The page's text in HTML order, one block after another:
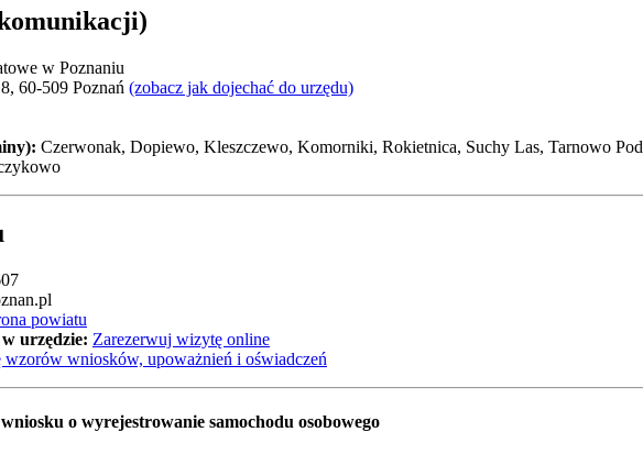
w Poznaniu
60-509 Poznań (zobacz jak dojechać do urzędu)
Czerwonak, Dopiewo, Kleszczewo, Komorniki, Rokietnica, Suchy Las, Tarnowo
powiatu
urzędzie: Zarezerwuj wizytę online
wzorów wniosków, upoważnień i oświadczeń
o wyrejestrowanie samochodu osobowego